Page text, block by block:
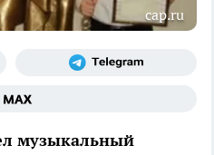
cap.ru
музыкальный